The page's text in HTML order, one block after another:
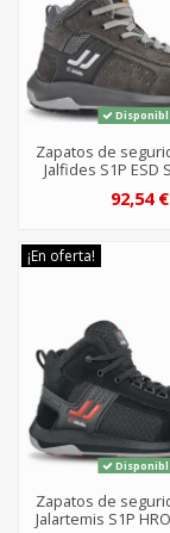
Zapatos de
Jalfides S1P ESD
92,54 €
¡En oferta!
Zapatos de
Jalartemis S1P